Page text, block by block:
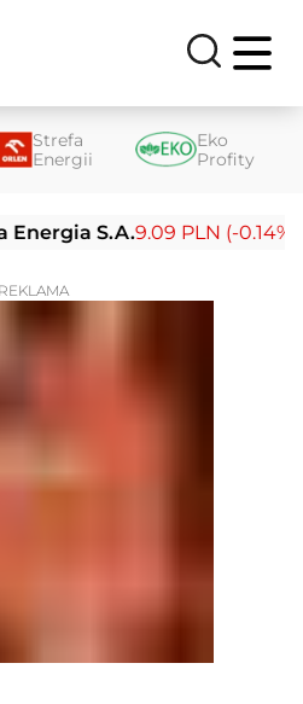
Strefa
Energii
Eko
Profity
S.A.9.09 PLN (-0.14%)
REKLAMA